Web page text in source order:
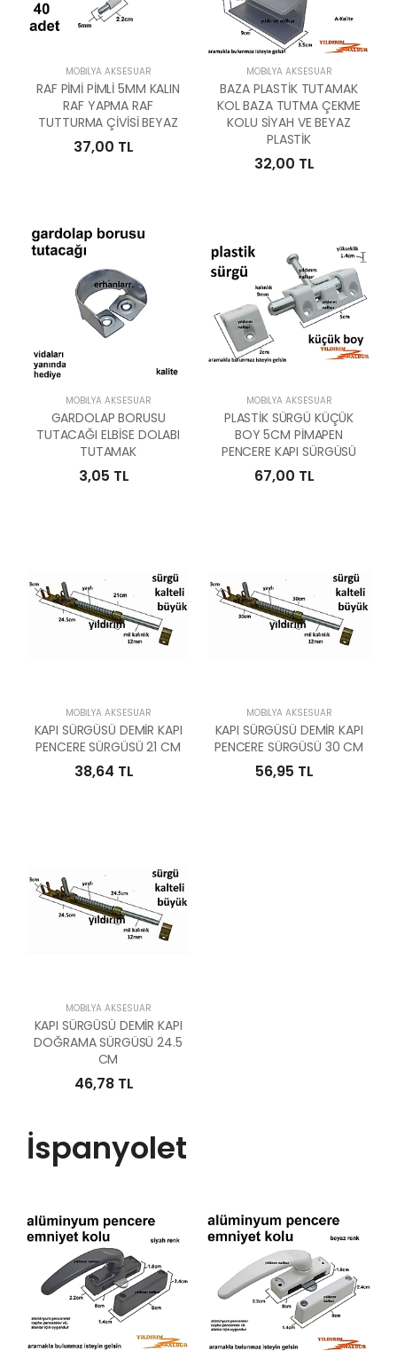
MOBILYA AKSESUAR
RAF PİMİ PİMLİ 5MM KALIN
RAF YAPMA RAF
TUTTURMA ÇİVİSİ BEYAZ
37,00 TL
MOBILYA AKSESUAR
BAZA PLASTİK TUTAMAK
KOL BAZA TUTMA ÇEKME
KOLU SİYAH VE BEYAZ
PLASTİK
32,00 TL
MOBILYA AKSESUAR
GARDOLAP BORUSU
TUTACAĞI ELBİSE DOLABI
TUTAMAK
3,05 TL
MOBILYA AKSESUAR
PLASTİK SÜRGÜ KÜÇÜK
BOY 5CM PİMAPEN
PENCERE KAPI SÜRGÜSÜ
67,00 TL
MOBILYA AKSESUAR
KAPI SÜRGÜSÜ DEMİR KAPI
PENCERE SÜRGÜSÜ 21 CM
38,64 TL
MOBILYA AKSESUAR
KAPI SÜRGÜSÜ DEMİR KAPI
PENCERE SÜRGÜSÜ 30 CM
56,95 TL
MOBILYA AKSESUAR
KAPI SÜRGÜSÜ DEMİR KAPI
DOĞRAMA SÜRGÜSÜ 24.5
CM
46,78 TL
İspanyolet